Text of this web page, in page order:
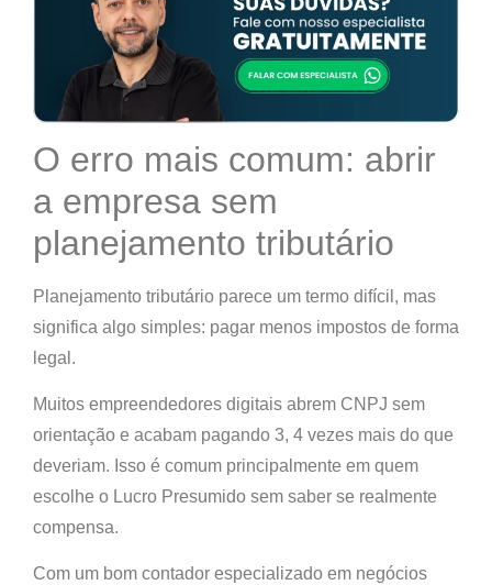
O erro mais comum: abrir
a empresa sem
planejamento tributário
Planejamento tributário parece um termo difícil, mas
significa algo simples: pagar menos impostos de forma
legal .
Muitos empreendedores digitais abrem CNPJ sem
orientação e acabam pagando 3, 4 vezes mais do que
deveriam. Isso é comum principalmente em quem
escolhe o Lucro Presumido sem saber se realmente
compensa.
Com um bom contador especializado em negócios